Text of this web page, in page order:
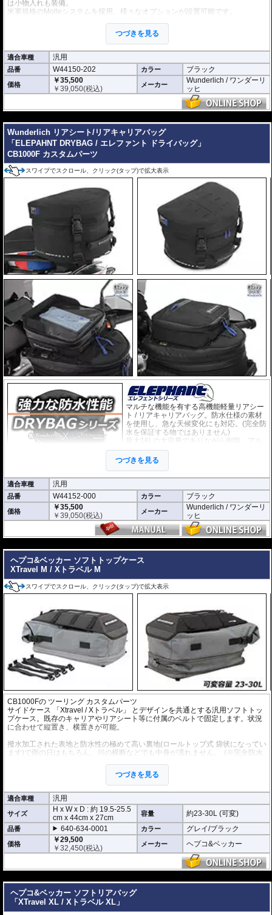
は小物入れも装備。
米軍規格のMolleシステムを採用。様々なオプションが設置可能です。
・L × W × H(cm): 26 x 34 x 17(拡張時:23cm)
ベルトによリアシート/リアキャリアに固定する汎用タイプです。
オプション
タンクバッグElephantに搭載可能な追加バッグなど
様々なオプション
しております。
つづきを見る
適合車種 汎用
品番 W44150-202 カラー ブラック
価格
￥35,500
￥39,050(税込) メーカー
Wunderlich / ワンダーリ
ッヒ
Wunderlich リアシート/リアキャリアバッグ
「ELEPAHNT DRYBAG / エレファント ドライバッグ」
CB1000F カスタムパーツ
スワイプでスクロール、クリック(タップ)で拡大表示
マルチな機能を有する高機能軽量リアシー
ト / リアキャリアバッグ。防水仕様の素材
を使用し、急な天候変化にも対応。(完全防
水を保証する物ではありません)
最大16Lの大容量でありながら樹脂、アル
ミ製トップケースよりも軽量なため、車両
の重心変化が最小に抑えられます。
・米軍規格のMolleシステムを採用。様々
・長さ: 約30.5cm
・幅：約24.5cm
・高さ：約21cm（拡張時30.5cm）
・12L-16Lの可変容量。
ベルトによリアシート/リアキャリアに固定する汎用タイプです。
タンクバッグElephantに搭載可能な追加バッグなど様々なオプションをご用意
しております。
つづきを見る
適合車種 汎用
品番 W44152-000 カラー ブラック
価格
￥35,500
￥39,050(税込) メーカー
Wunderlich / ワンダーリ
ッヒ
ヘプコ&ベッカー ソフトトップケース
XTravel M / Xトラベル M
スワイプでスクロール、クリック(タップ)で拡大表示
CB1000Fの ツーリング カスタムパーツ
サイドケース 「Xtravel / Xトラベル」 とデザインを共通とする汎用ソフトトッ
プケース。既存のキャリアやリアシート等に付属のベルトで固定します。状況
に合わせて縦置き、横置きが可能。
撥水加工された表地と防水性の極めて高い裏地(ロールトップ式 袋状になってい
ます)で雨の日はもちろん、川の横断などでも中身が濡れません。
(※完全防水
付属ショルダーストラップによって、目的地到着後には背中ら背負うことも可
重さ 約1.2kg
つづきを見る
適合車種 汎用
サイズ H x W x D : 約 19.5-25.5
cm x44cm x27cm 容量 約23-30L (可変)
品番 640-634-0001 カラー グレイ/ブラック
価格
￥29,500
￥32,450(税込) メーカー ヘプコ&ベッカー
ヘプコ&ベッカー ソフトリアバッグ
「XTravel XL / Xトラベル XL」